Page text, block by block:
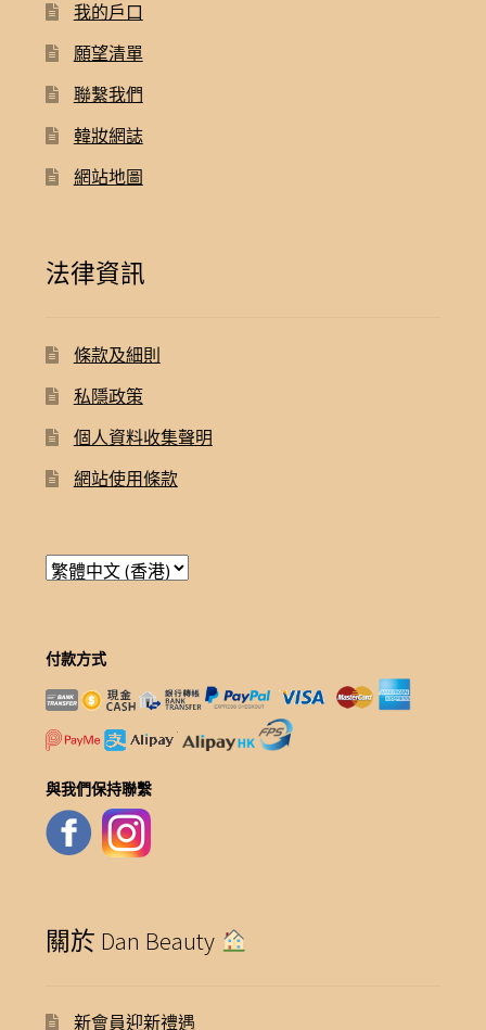
我的戶口
願望清單
聯繫我們
韓妝網誌
網站地圖
法律資訊
條款及細則
私隱政策
個人資料收集聲明
網站使用條款
付款方式
與我們保持聯繫
關於 Dan Beauty
新會員迎新禮遇